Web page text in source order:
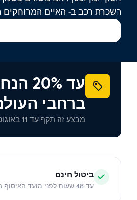
השכרת רכב ב- האיים
עד
ברחבי
מבצע זה תקף עד 11 באוגוסט 2026 - נצל אותו עוד היום!
ביטול חינם
עד 48 שעות לפני מועד האיסוף המתוכנן